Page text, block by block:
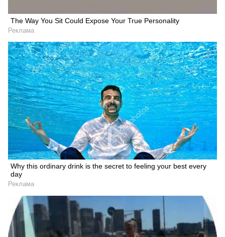
The Way You Sit Could Expose Your True Personality
Реклама
Why this ordinary drink is the secret to feeling your best every
day
Реклама